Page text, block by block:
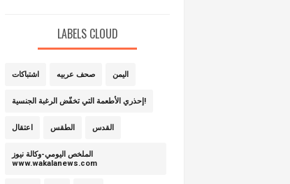
LABELS CLOUD
اشتباكات صحف عربيه اليمن
إحذري الأطعمة التي تخفّض الرغبة الجنسية!
اعتقال الطقس القدس
الملخص اليومي-وكالة نيوز
www.wakalanews.com